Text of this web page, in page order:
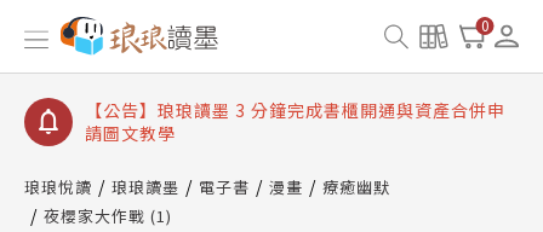
0
【公告】琅琅讀墨數位閱讀資產合併與書櫃開通申請
【公告】琅琅讀墨書櫃開通常見問題
【公告】琅琅讀墨 3 分鐘完成書櫃開通與資產合併申
請圖文教學
查詢
【公告】琅琅讀墨數位閱讀資產合併與書櫃開通申請
琅琅悅讀 琅琅讀墨 電子書 漫畫
療癒幽默
夜櫻家大作戰 (1)